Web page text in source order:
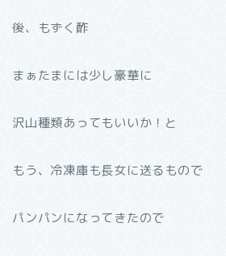
後、もずく酢
まぁたまには少し豪華に
沢山種類あってもいいか！と
もう、冷凍庫も長女に送るもので
パンパンになってきたので